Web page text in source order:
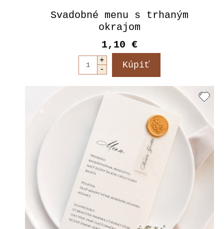
Svadobné menu s trhaným
okrajom
1,10 €